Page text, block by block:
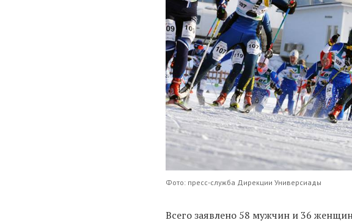
Фото: пресс-служба Дирекции Универсиады
Всего заявлено 58 мужчин и 36